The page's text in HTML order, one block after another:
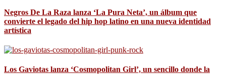
Negros De La Raza lanza ‘La Pura Neta’, un álbum que
convierte el legado del hip hop latino en una nueva identidad
artística
Los Gaviotas lanza ‘Cosmopolitan Girl’, un sencillo donde la